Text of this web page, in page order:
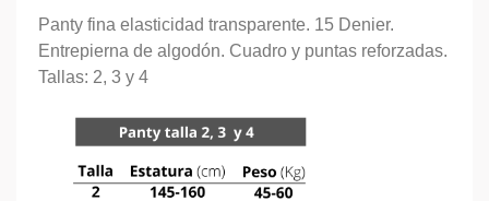
Panty fina elasticidad transparente. 15 Denier.
Entrepierna de algodón. Cuadro y puntas reforzadas.
Tallas: 2, 3 y 4